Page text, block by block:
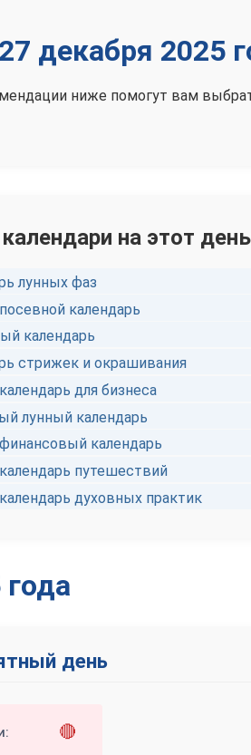
декабря 2025
ниже помогут вам
на этот
лунных фаз
календарь
календарь
стрижек и окрашивания
для бизнеса
лунный календарь
календарь
путешествий
духовных практик
день
🔴